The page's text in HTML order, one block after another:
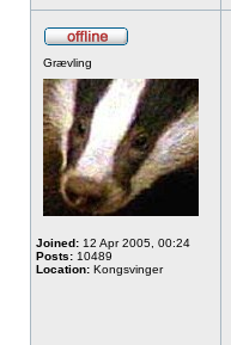
Grævling
Joined: 12 Apr 2005, 00:24
Posts: 10489
Location: Kongsvinger